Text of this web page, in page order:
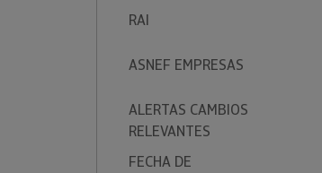
RAI
ASNEF EMPRESAS
ALERTAS CAMBIOS
RELEVANTES
FECHA DE